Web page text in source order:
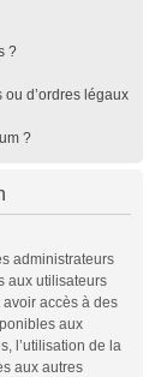
?
d’ordres légaux
?
administrateurs
aux utilisateurs
accès à des
aux
l’utilisation de la
aux autres